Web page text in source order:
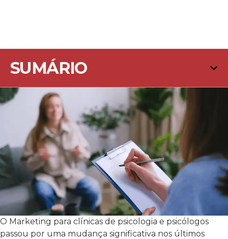
SUMÁRIO
O Marketing para clínicas de psicologia e psicólogos
passou por uma mudança significativa nos últimos